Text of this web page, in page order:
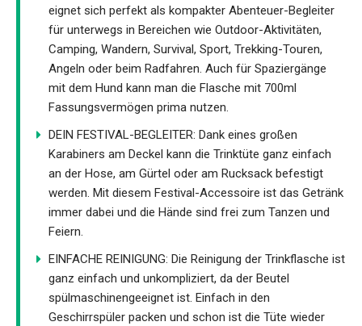
eignet sich perfekt als kompakter Abenteuer-Begleiter
für unterwegs in Bereichen wie Outdoor-Aktivitäten,
Camping, Wandern, Survival, Sport, Trekking-Touren,
Angeln oder beim Radfahren. Auch für Spaziergänge
mit dem Hund kann man die Flasche mit 700ml
Fassungsvermögen prima nutzen.
DEIN FESTIVAL-BEGLEITER: Dank eines großen
Karabiners am Deckel kann die Trinktüte ganz einfach
an der Hose, am Gürtel oder am Rucksack befestigt
werden. Mit diesem Festival-Accessoire ist das Getränk
immer dabei und die Hände sind frei zum Tanzen und
Feiern.
EINFACHE REINIGUNG: Die Reinigung der Trinkflasche ist
ganz einfach und unkompliziert, da der Beutel
spülmaschinengeeignet ist. Einfach in den
Geschirrspüler packen und schon ist die Tüte wieder